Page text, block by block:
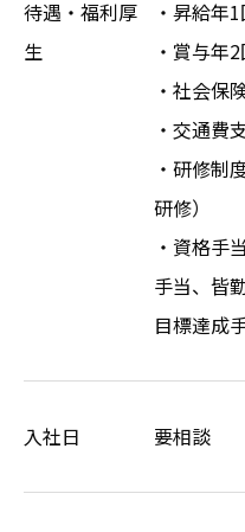
待遇・福利厚
生
・昇給年
・賞与年
・社会保
・交通費
・研修制
研修）
・資格手
手当、皆
目標達成
入社日 要相談